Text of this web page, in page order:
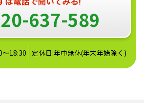
637-589
～18:30 定休日:年中無休(年末年始除く)